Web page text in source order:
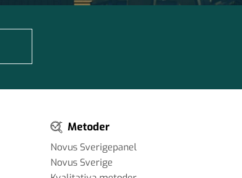
Metoder
Novus Sverigepanel
Novus Sverige